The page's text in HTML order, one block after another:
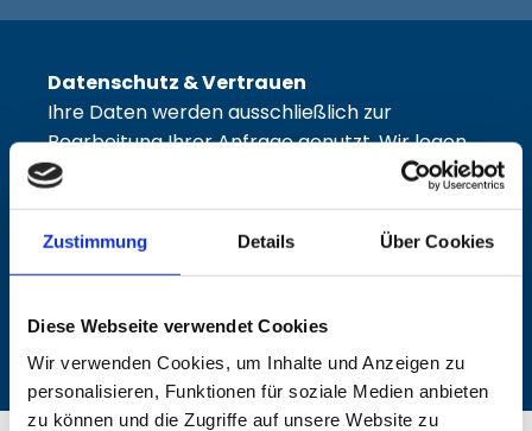
Zustimmung Details Über Cookies
Diese Webseite verwendet Cookies
Wir verwenden Cookies, um Inhalte und Anzeigen zu
personalisieren, Funktionen für soziale Medien anbieten
zu können und die Zugriffe auf unsere Website zu
Datenschutz & Vertrauen
Ihre Daten werden ausschließlich zur
Bearbeitung Ihrer Anfrage genutzt. Wir legen
großen Wert auf Datenschutz. Details finden
Wir freuen uns auf Ihre Nachricht
Ihnen melden. Vielen Dank für Ihr Vertrauen!